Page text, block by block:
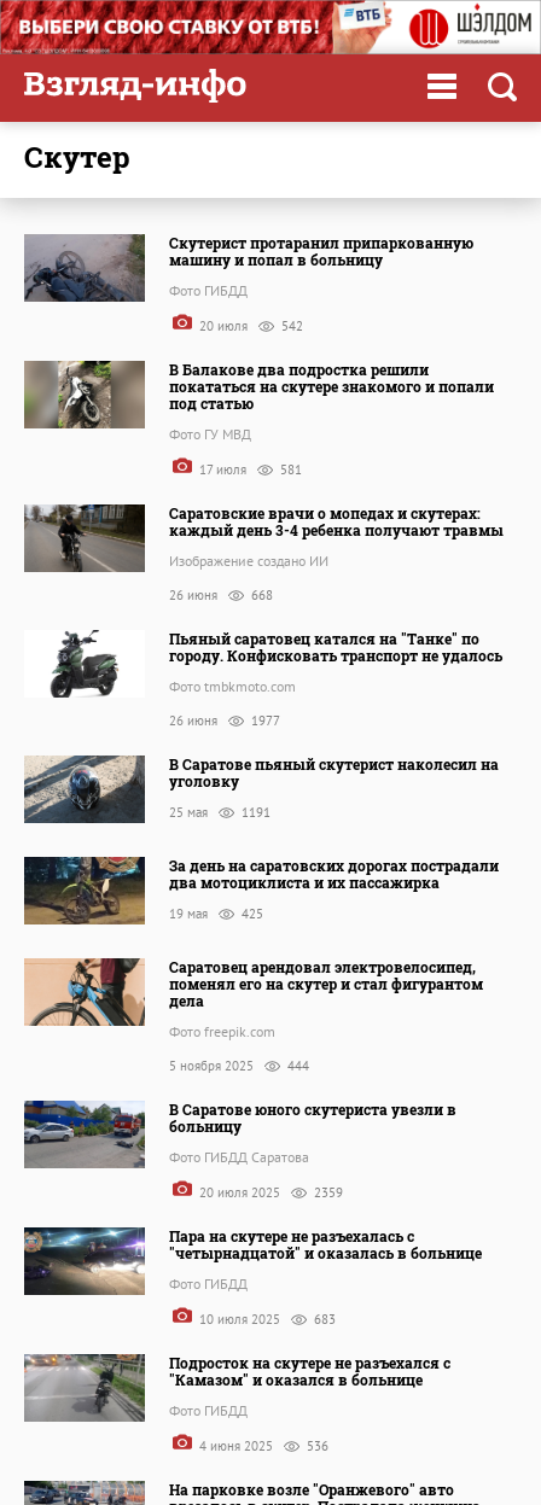
скутер
Скутерист протаранил припаркованную
машину и попал в больницу
Фото ГИБДД
20 июля 542
В Балакове два подростка решили
покататься на скутере знакомого и попали
под статью
Фото ГУ МВД
17 июля 581
Саратовские врачи о мопедах и скутерах:
каждый день 3-4 ребенка получают травмы
Изображение создано ИИ
26 июня 668
Пьяный саратовец катался на "Танке" по
городу. Конфисковать транспорт не удалось
Фото tmbkmoto.com
26 июня 1977
В Саратове пьяный скутерист наколесил на
уголовку
25 мая 1191
За день на саратовских дорогах пострадали
два мотоциклиста и их пассажирка
19 мая 425
Саратовец арендовал электровелосипед,
поменял его на скутер и стал фигурантом
дела
Фото freepik.com
5 ноября 2025 444
В Саратове юного скутериста увезли в
больницу
Фото ГИБДД Саратова
20 июля 2025 2359
Пара на скутере не разъехалась с
"четырнадцатой" и оказалась в больнице
Фото ГИБДД
10 июля 2025 683
Подросток на скутере не разъехался с
"Камазом" и оказался в больнице
Фото ГИБДД
4 июня 2025 536
На парковке возле "Оранжевого" авто